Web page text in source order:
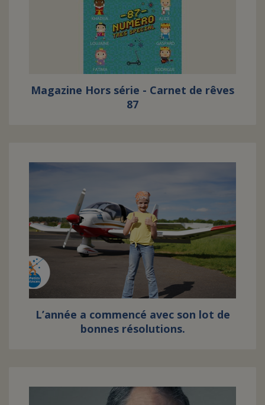
Magazine Hors série - Carnet de rêves
87
L’année a commencé avec son lot de
bonnes résolutions.